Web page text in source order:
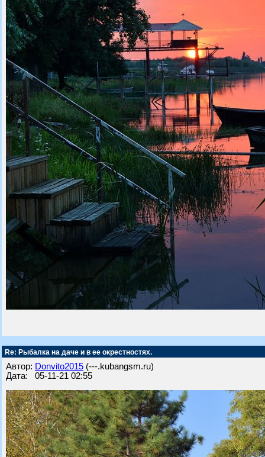
Re: Рыбалка на даче и в ее окрестностях.
Автор: Donvito2015 (---.kubangsm.ru)
Дата: 05-11-21 02:55